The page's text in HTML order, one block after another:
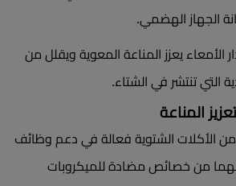
الجهاز الهضمي.
الأمعاء يعزز المناعة المعوية ويقلل من
التي تنتشر في الشتاء.
من الأكلات الشتوية فعالة في دعم وظائف
لهما من خصائص مضادة للميكروبات